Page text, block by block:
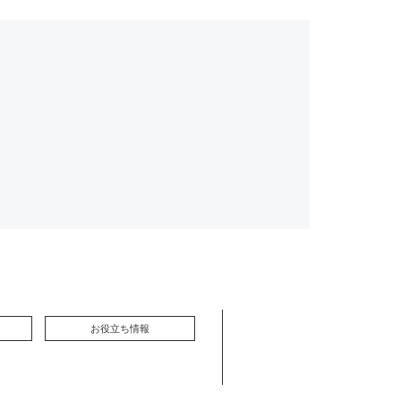
お役立ち情報